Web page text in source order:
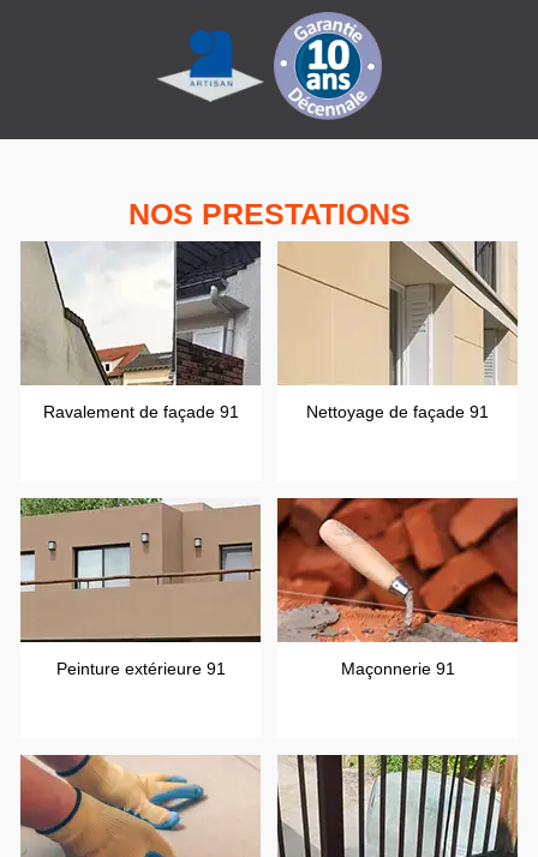
NOS PRESTATIONS
Ravalement de façade 91 Nettoyage de façade 91
Peinture extérieure 91 Maçonnerie 91